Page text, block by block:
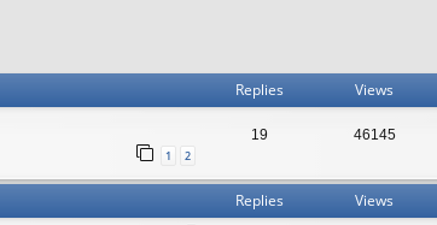
Replies Views
1 2
19 46145
Replies Views